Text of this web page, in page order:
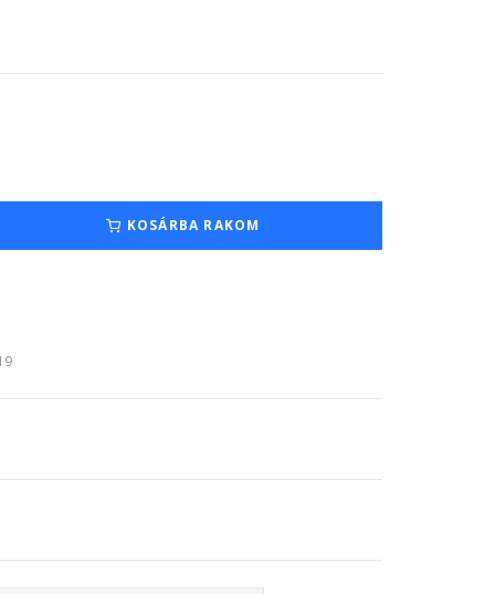
KOSÁRBA RAKOM